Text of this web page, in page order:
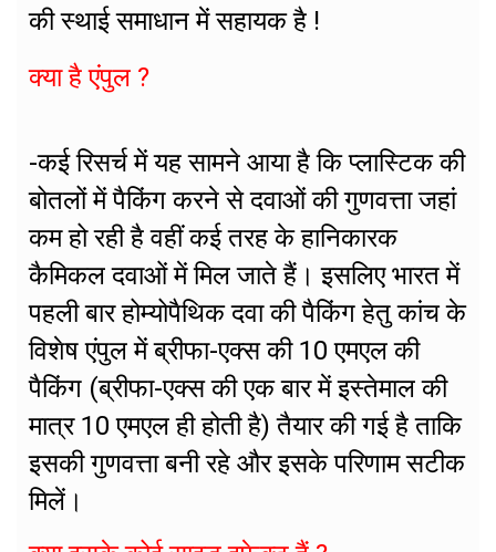
की स्थाई समाधान में सहायक है !
क्या है एंपुल ?
-कई रिसर्च में यह सामने आया है कि प्लास्टिक की
बोतलों में पैकिंग करने से दवाओं की गुणवत्ता जहां
कम हो रही है वहीं कई तरह के हानिकारक
कैमिकल दवाओं में मिल जाते हैं। इसलिए भारत में
पहली बार होम्योपैथिक दवा की पैकिंग हेतु कांच के
विशेष एंपुल में ब्रीफा-एक्स की 10 एमएल की
पैकिंग (ब्रीफा-एक्स की एक बार में इस्तेमाल की
मात्र 10 एमएल ही होती है) तैयार की गई है ताकि
इसकी गुणवत्ता बनी रहे और इसके परिणाम सटीक
मिलें।